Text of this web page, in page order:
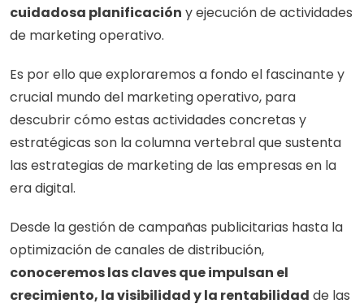
cuidadosa planificación y ejecución de actividades
de marketing operativo.
Es por ello que exploraremos a fondo el fascinante y
crucial mundo del marketing operativo, para
descubrir cómo estas actividades concretas y
estratégicas son la columna vertebral que sustenta
las estrategias de marketing de las empresas en la
era digital.
Desde la gestión de campañas publicitarias hasta la
conoceremos las claves que impulsan el
crecimiento, la visibilidad y la rentabilidad de las